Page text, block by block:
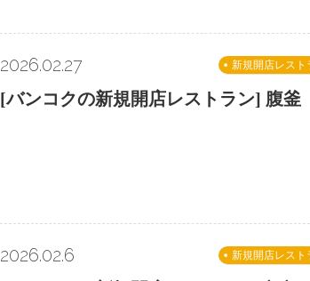
新規開店レスト
2026.02.27
[バンコクの新規開店レストラン] 腹釜
新規開店レスト
2026.02.6